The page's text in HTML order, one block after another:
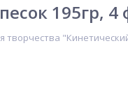
195гр, 4